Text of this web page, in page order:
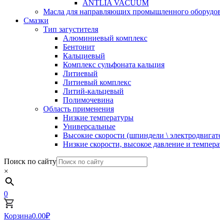
ANTLIA VACUUM
Масла для направляющих промышленного
Смазки
Тип загустителя
Алюминиевый комплекс
Бентонит
Кальциевый
Комплекс сульфоната кальция
Литиевый
Литиевый комплекс
Литий-кальцевый
Полимочевина
Область применения
Низкие температуры
Универсальные
Высокие скорости (шпиндели \
Низкие скорости, высокое давление и
Поиск по сайту
×
0
Корзина0.00₽